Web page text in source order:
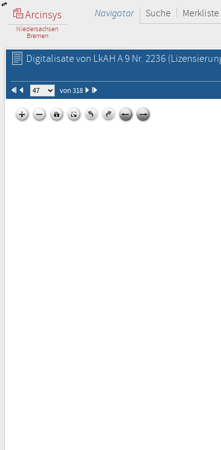
Arcinsys
Niedersachsen
Bremen
Navigator Suche Merkliste
Digitalisate von LkAH A 9 Nr. 2236
von 318